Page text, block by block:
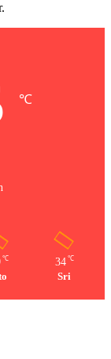
℃
℃ 34 ℃
Sri